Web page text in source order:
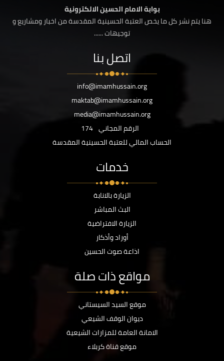
بوابة الامام الحسين الالكترونية
هنا يتم نشر كل ما يخص العتبة الحسينية المقدسة من اخبار ومشاريع و
توجيهات ......
اتصل بنا
info@imamhussain.org
maktab@imamhussain.org
media@imamhussain.org
الرقم المجاني 174
الحساب المالي للعتبة الحسينية المقدسة
خدمات
الزيارة بالانابة
البث المباشر
الزيارة الافتراضية
أوراد وأذكار
اذاعة صوت الحسين
مواقع ذات صلة
موقع السيد السيستاني
ديوان الوقف الشيعي
الامانة العامة للمزارات الشيعية
موقع قناة كربلاء